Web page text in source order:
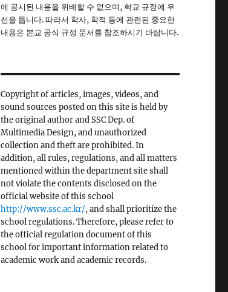
에 공시된 내용을 위배할 수 없으며, 학교 규정에 우
선을 둡니다. 따라서 학사, 학적 등에 관련된 중요한
내용은 본교 공식 규정 문서를 참조하시기 바랍니다.
Copyright of articles, images, videos, and
sound sources posted on this site is held by
the original author and SSC Dep. of
Multimedia Design, and unauthorized
collection and theft are prohibited. In
addition, all rules, regulations, and all matters
mentioned within the department site shall
not violate the contents disclosed on the
official website of this school
http://www.ssc.ac.kr/, and shall prioritize the
school regulations. Therefore, please refer to
the official regulation document of this
school for important information related to
academic work and academic records.